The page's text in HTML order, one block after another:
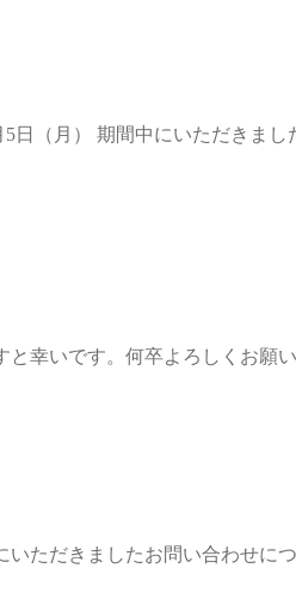
日（月） 期間中にいただきまし
幸いです。何卒よろしくお願い
ただきましたお問い合わせに